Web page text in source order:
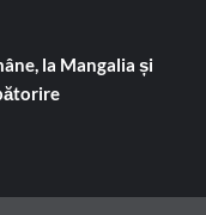
la Mangalia și